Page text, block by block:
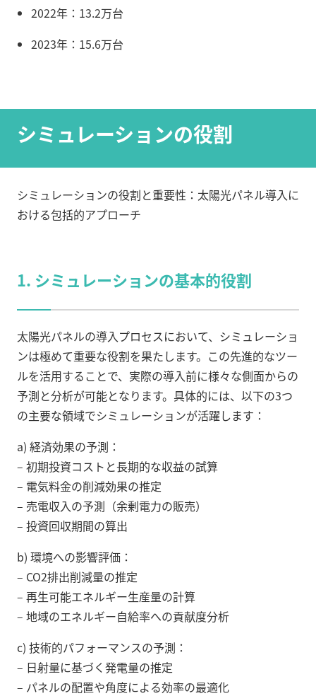
2022年：13.2万台
2023年：15.6万台
シミュレーションの役割
シミュレーションの役割と重要性：太陽光パネル導入に
おける包括的アプローチ
1. シミュレーションの基本的役割
太陽光パネルの導入プロセスにおいて、シミュレーショ
ンは極めて重要な役割を果たします。この先進的なツー
ルを活用することで、実際の導入前に様々な側面からの
予測と分析が可能となります。具体的には、以下の3つ
の主要な領域でシミュレーションが活躍します：
a) 経済効果の予測：
– 初期投資コストと長期的な収益の試算
– 電気料金の削減効果の推定
– 売電収入の予測（余剰電力の販売）
– 投資回収期間の算出
b) 環境への影響評価：
– CO2排出削減量の推定
– 再生可能エネルギー生産量の計算
– 地域のエネルギー自給率への貢献度分析
c) 技術的パフォーマンスの予測：
– 日射量に基づく発電量の推定
– パネルの配置や角度による効率の最適化